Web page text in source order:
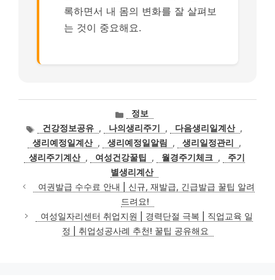
록하면서 내 몸의 변화를 잘 살펴보
는 것이 중요해요.
카
테
고
리
정보
태
그
건강정보공유 , 나의생리주기 , 다음생리일계산 ,
생리예정일계산 , 생리예정일알림 , 생리일정관리
,
생리주기계산 , 여성건강꿀팁 , 월경주기체크 ,
주기
별생리계산
여권발급 수수료 안내 | 신규, 재발급, 긴급발급 꿀팁 알려
드려요!
여성일자리센터 취업지원 | 경력단절 극복 | 직업교육 일
정 | 취업성공사례 추천! 꿀팁 공유해요